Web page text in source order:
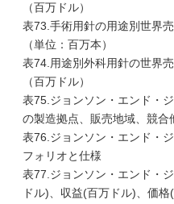
（百万ドル）
表73.手術用針の用途別世界
（単位：百万本）
表74.用途別外科用針の世界
（百万ドル）
表75.ジョンソン・エンド・
の製造拠点、販売地域、競合
表76.ジョンソン・エンド・
フォリオと仕様
表77.ジョンソン・エンド・
ドル)、収益(百万ドル)、価